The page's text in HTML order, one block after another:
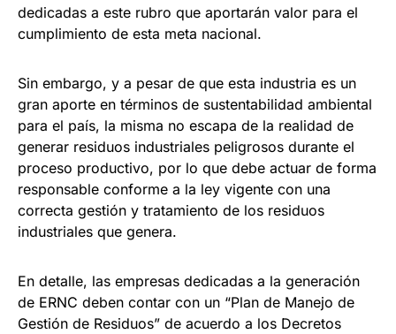
dedicadas a este rubro que aportarán valor para el
cumplimiento de esta meta nacional.
Sin embargo, y a pesar de que esta industria es un
gran aporte en términos de sustentabilidad ambiental
para el país, la misma no escapa de la realidad de
generar residuos industriales peligrosos durante el
proceso productivo, por lo que debe actuar de forma
responsable conforme a la ley vigente con una
correcta gestión y tratamiento de los residuos
industriales que genera.
En detalle, las empresas dedicadas a la generación
de ERNC deben contar con un “Plan de Manejo de
Gestión de Residuos” de acuerdo a los Decretos